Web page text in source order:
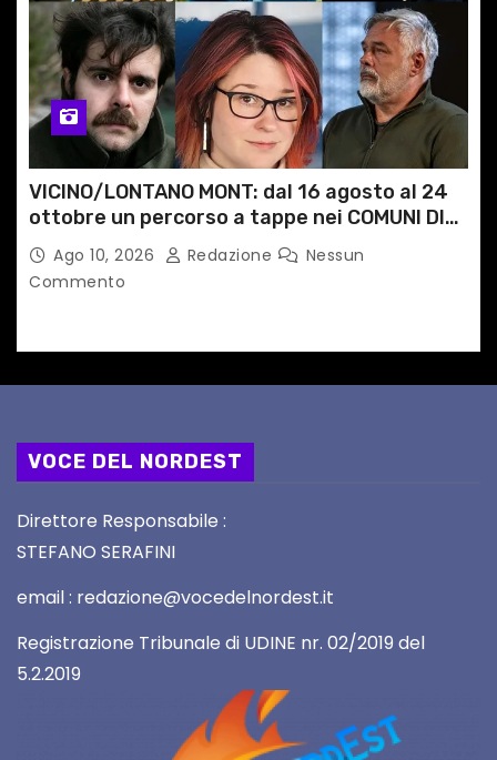
VICINO/LONTANO MONT: dal 16 agosto al 24
ottobre un percorso a tappe nei COMUNI DI
MONTAGNA DEL FVG
Ago 10, 2026 Redazione
Nessun
Commento
VOCE DEL NORDEST
Direttore Responsabile :
STEFANO SERAFINI
email : redazione@vocedelnordest.it
Registrazione Tribunale di UDINE nr. 02/2019 del
5.2.2019